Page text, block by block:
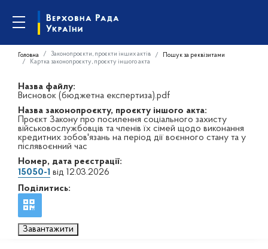
Головна Законопроєкти, проєкти інших актів
Пошук за реквізитами
Картка законопроєкту, проєкту іншого акта
Назва файлу:
Висновок (бюджетна експертиза).pdf
Назва законопроєкту, проєкту іншого акта:
Проєкт Закону про посилення соціального захисту
військовослужбовців та членів їх сімей щодо виконання
кредитних зобов'язань на період дії воєнного стану та у
післявоєнний час
Номер, дата реєстрації:
15050-1 від 12.03.2026
Поділитись:
Завантажити